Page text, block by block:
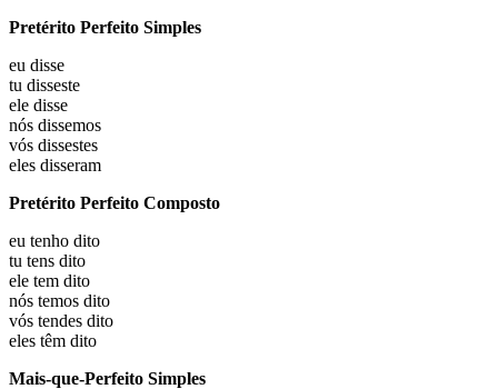
Pretérito Perfeito Simples
eu disse
tu disseste
ele disse
nós dissemos
vós dissestes
eles disseram
Pretérito Perfeito Composto
eu tenho dito
tu tens dito
ele tem dito
nós temos dito
vós tendes dito
eles têm dito
Mais-que-Perfeito Simples